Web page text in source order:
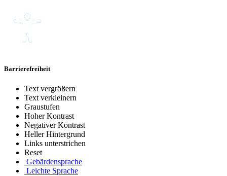
Barrierefreiheit
Text vergrößern
Text verkleinern
Graustufen
Hoher Kontrast
Negativer Kontrast
Heller Hintergrund
Links unterstrichen
Reset
Gebärdensprache
Leichte Sprache